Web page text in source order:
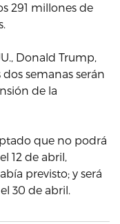
291 millones de
Donald Trump,
semanas serán
de la
que no podrá
12 de abril,
previsto; y será
30 de abril.